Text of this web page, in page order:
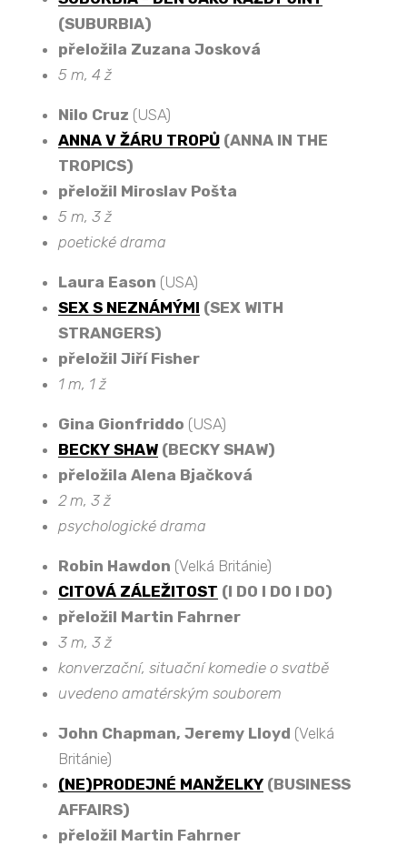
(SUBURBIA)
přeložila Zuzana Josková
5 m, 4 ž
Nilo Cruz (USA)
ANNA V ŽÁRU TROPŮ (ANNA IN THE
TROPICS)
přeložil Miroslav Pošta
5 m, 3 ž
poetické drama
Laura Eason (USA)
SEX S NEZNÁMÝMI (SEX WITH
STRANGERS)
přeložil Jiří Fisher
1 m, 1 ž
Gina Gionfriddo (USA)
BECKY SHAW (BECKY SHAW)
přeložila Alena Bjačková
2 m, 3 ž
psychologické drama
Robin Hawdon (Velká Británie)
CITOVÁ ZÁLEŽITOST (I DO I DO I DO)
přeložil Martin Fahrner
3 m, 3 ž
konverzační, situační komedie o svatbě
uvedeno amatérským souborem
John Chapman, Jeremy Lloyd (Velká
Británie)
(NE)PRODEJNÉ MANŽELKY (BUSINESS
AFFAIRS)
přeložil Martin Fahrner